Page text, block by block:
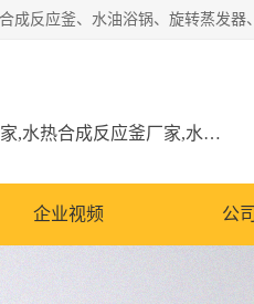
低温冷却液循环泵厂家,加热模块厂家,水热合成反应釜厂家,水油浴锅厂家,旋转蒸发器厂家
企业视频 公